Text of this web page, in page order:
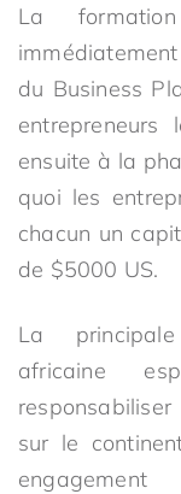
La
du Business
ensuite à la
quoi les
chacun un
de $5000 US.
La
africaine
sur le